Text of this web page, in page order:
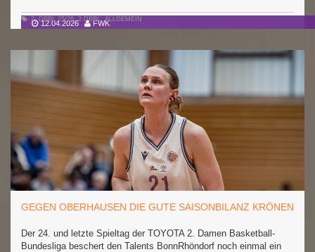
12.04.2026 FWK
2. DBBL 25/26,2.DBBL,ALLGEMEIN
GEGEN OBERHAUSEN DIE GUTE SAISONBILANZ KRÖNEN
Der 24. und letzte Spieltag der TOYOTA 2. Damen Basketball-
Bundesliga beschert den Talents BonnRhöndorf noch einmal ein